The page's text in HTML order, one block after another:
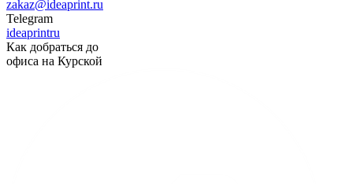
zakaz@ideaprint.ru
Telegram
ideaprintru
Как добраться до
офиса на Курской